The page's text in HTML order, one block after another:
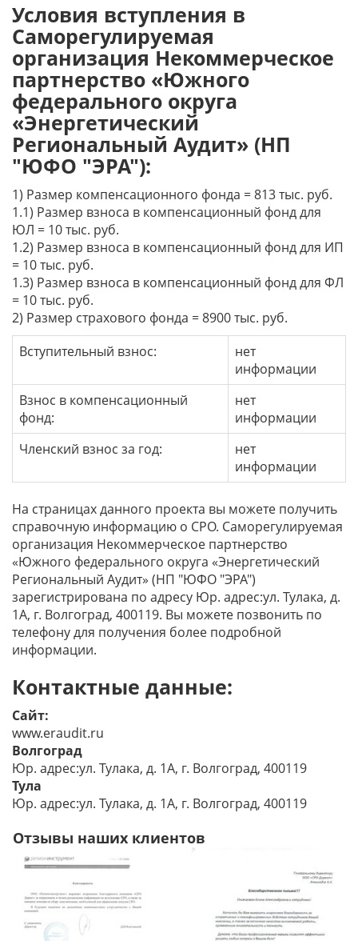
Условия вступления в
Саморегулируемая
организация Некоммерческое
партнерство «Южного
федерального округа
«Энергетический
Региональный Аудит» (НП
"ЮФО "ЭРА"):
1) Размер компенсационного фонда = 813 тыс. руб.
1.1) Размер взноса в компенсационный фонд для
ЮЛ = 10 тыс. руб.
1.2) Размер взноса в компенсационный фонд для ИП
= 10 тыс. руб.
1.3) Размер взноса в компенсационный фонд для ФЛ
= 10 тыс. руб.
2) Размер страхового фонда = 8900 тыс. руб.
Вступительный взнос:
нет
информации
Взнос в компенсационный
фонд:
нет
информации
Членский взнос за год:
нет
информации
На страницах данного проекта вы можете получить
справочную информацию о СРО. Саморегулируемая
организация Некоммерческое партнерство
«Южного федерального округа «Энергетический
Региональный Аудит» (НП "ЮФО "ЭРА")
зарегистрирована по адресу Юр. адрес:ул. Тулака, д.
1А, г. Волгоград, 400119. Вы можете позвонить по
телефону для получения более подробной
информации.
Контактные данные:
Сайт:
www.eraudit.ru
Волгоград
Юр. адрес:ул. Тулака, д. 1А, г. Волгоград, 400119
Тула
Юр. адрес:ул. Тулака, д. 1А, г. Волгоград, 400119
Отзывы наших клиентов